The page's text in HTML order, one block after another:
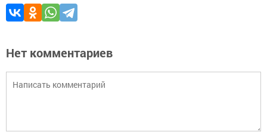
Нет комментариев